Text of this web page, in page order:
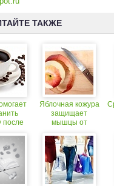
ТАКЖЕ
после
Яблочная кожура
защищает
мышцы от